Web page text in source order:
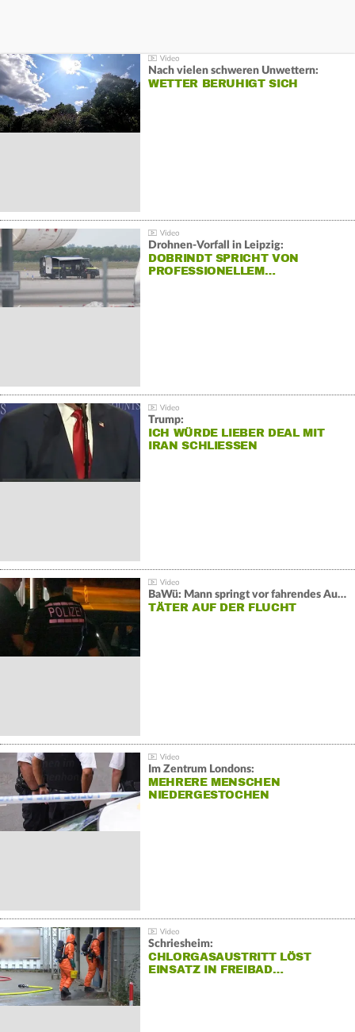
Nach vielen schweren Unwettern:
WETTER BERUHIGT SICH
Drohnen-Vorfall in Leipzig:
DOBRINDT SPRICHT VON
PROFESSIONELLEM…
Trump:
ICH WÜRDE LIEBER DEAL MIT
IRAN SCHLIESSEN
BaWü: Mann springt vor fahrendes Auto und schießt
TÄTER AUF DER FLUCHT
Im Zentrum Londons:
MEHRERE MENSCHEN
NIEDERGESTOCHEN
Schriesheim:
CHLORGASAUSTRITT LÖST
EINSATZ IN FREIBAD…